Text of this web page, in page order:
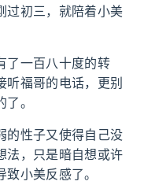
过初三，就陪着小美
了一百八十度的转
听福哥的电话，更别
。
的性子又使得自己没
法，只是暗自想或许
小美反感了。